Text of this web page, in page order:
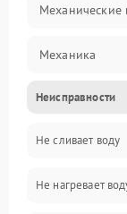
Механические
Механика
Управление
Электропитание
Датчики
Неисправности
Не сливает воду
Не нагревает